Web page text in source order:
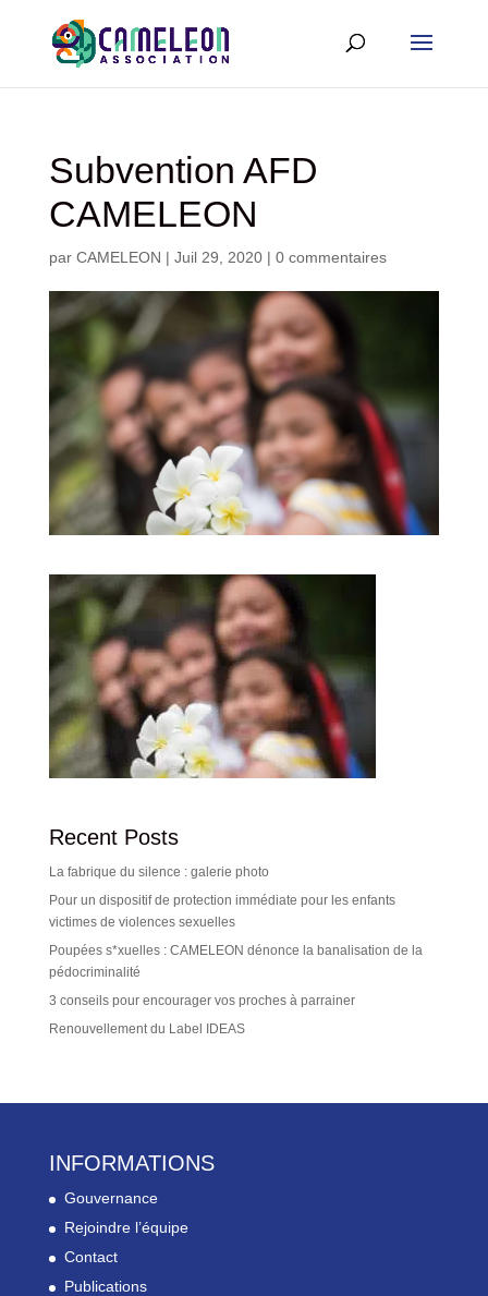
Subvention AFD
CAMELEON
par CAMELEON | Juil 29, 2020| 0 commentaires
Recent Posts
La fabrique du silence : galerie photo
Pour un dispositif de protection immédiate pour les enfants
victimes de violences sexuelles
Poupées s*xuelles : CAMELEON dénonce la banalisation de la
pédocriminalité
3 conseils pour encourager vos proches à parrainer
Renouvellement du Label IDEAS
INFORMATIONS
Gouvernance
Rejoindre l’équipe
Contact
Publications